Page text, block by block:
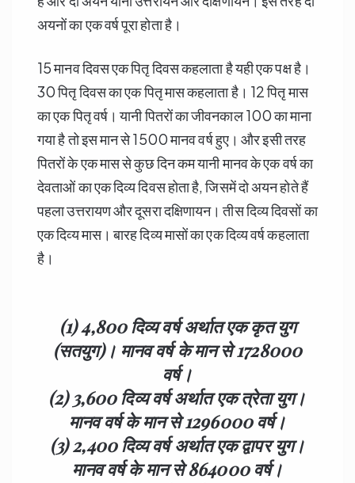
अयनों का एक वर्ष पूरा होता है।
15 मानव दिवस एक पितृ दिवस कहलाता है यही एक पक्ष है।
30 पितृ दिवस का एक पितृ मास कहलाता है। 12 पितृ मास
का एक पितृ वर्ष। यानी पितरों का जीवनकाल 100 का माना
गया है तो इस मान से 1500 मानव वर्ष हुए। और इसी तरह
पितरों के एक मास से कुछ दिन कम यानी मानव के एक वर्ष का
देवताओं का एक दिव्य दिवस होता है, जिसमें दो अयन होते हैं
पहला उत्तरायण और दूसरा दक्षिणायन। तीस दिव्य दिवसों का
एक दिव्य मास। बारह दिव्य मासों का एक दिव्य वर्ष कहलाता
है।
(1) 4,800 दिव्य वर्ष अर्थात एक कृत युग
(सतयुग)। मानव वर्ष के मान से 1728000
वर्ष।
(2) 3,600 दिव्य वर्ष अर्थात एक त्रेता युग।
मानव वर्ष के मान से 1296000 वर्ष।
(3) 2,400 दिव्य वर्ष अर्थात एक द्वापर युग।
मानव वर्ष के मान से 864000 वर्ष।